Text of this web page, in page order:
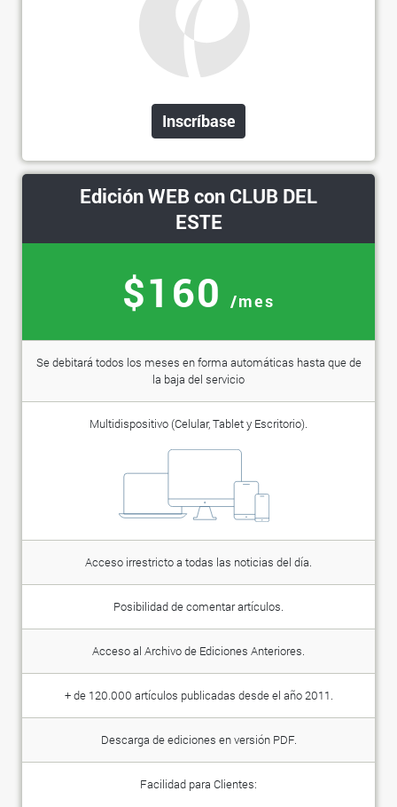
Inscríbase
Edición WEB con CLUB DEL
ESTE
$160 /mes
Se debitará todos los meses en forma automáticas hasta que de
la baja del servicio
Multidispositivo (Celular, Tablet y Escritorio).
Acceso irrestricto a todas las noticias del día.
Posibilidad de comentar artículos.
Acceso al Archivo de Ediciones Anteriores.
+ de 120.000 artículos publicadas desde el año 2011.
Descarga de ediciones en versión PDF.
Facilidad para Clientes: